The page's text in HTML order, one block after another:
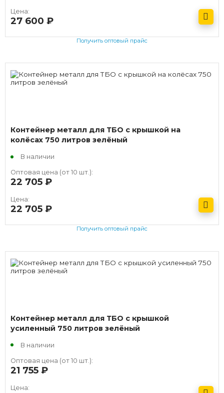
Цена:
27 600
Получить оптовый прайс
Контейнер металл для ТБО с крышкой на
колёсах 750 литров зелёный
В наличии
Оптовая цена (от 10 шт.):
22 705
Цена:
22 705
Получить оптовый прайс
Контейнер металл для ТБО с крышкой
усиленный 750 литров зелёный
В наличии
Оптовая цена (от 10 шт.):
21 755
Цена: